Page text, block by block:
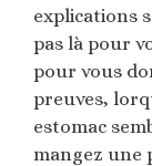
explications
pas là pour
pour vous
preuves,
estomac
mangez une